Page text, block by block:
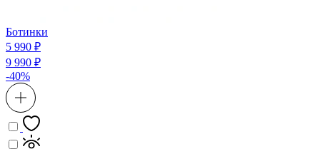
Ботинки
5 990 ₽
9 990 ₽
-40%